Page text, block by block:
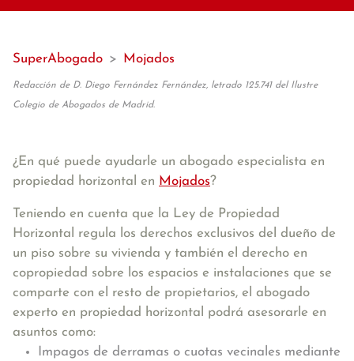
SuperAbogado > Mojados
Redacción de D. Diego Fernández Fernández, letrado 125.741 del Ilustre
Colegio de Abogados de Madrid.
¿En qué puede ayudarle un abogado especialista en
propiedad horizontal en Mojados?
Teniendo en cuenta que la Ley de Propiedad
Horizontal regula los derechos exclusivos del dueño de
un piso sobre su vivienda y también el derecho en
copropiedad sobre los espacios e instalaciones que se
comparte con el resto de propietarios, el abogado
experto en propiedad horizontal podrá asesorarle en
asuntos como:
Impagos de derramas o cuotas vecinales mediante